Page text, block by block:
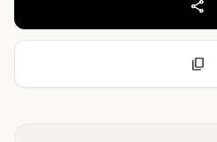
share
content_copy